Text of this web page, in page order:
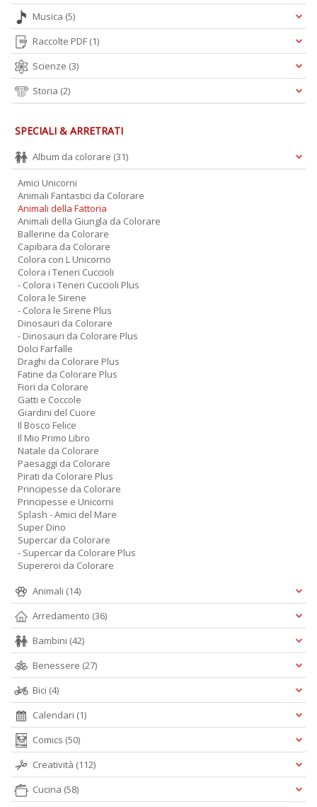
Musica (5)
Raccolte PDF (1)
Scienze (3)
Storia (2)
SPECIALI & ARRETRATI
Album da colorare (31)
Amici Unicorni
Animali Fantastici da Colorare
Animali della Fattoria
Animali della Giungla da Colorare
Ballerine da Colorare
Capibara da Colorare
Colora con L Unicorno
Colora i Teneri Cuccioli
- Colora i Teneri Cuccioli Plus
Colora le Sirene
- Colora le Sirene Plus
Dinosauri da Colorare
- Dinosauri da Colorare Plus
Dolci Farfalle
Draghi da Colorare Plus
Fatine da Colorare Plus
Fiori da Colorare
Gatti e Coccole
Giardini del Cuore
Il Bosco Felice
Il Mio Primo Libro
Natale da Colorare
Paesaggi da Colorare
Pirati da Colorare Plus
Principesse da Colorare
Principesse e Unicorni
Splash - Amici del Mare
Super Dino
Supercar da Colorare
- Supercar da Colorare Plus
Supereroi da Colorare
Animali (14)
Arredamento (36)
Bambini (42)
Benessere (27)
Bici (4)
Calendari (1)
Comics (50)
Creatività (112)
Cucina (58)